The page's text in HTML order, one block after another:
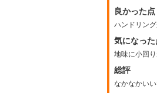
良かった点
ハンドリン
気になった
地味に小回
総評
なかなかい